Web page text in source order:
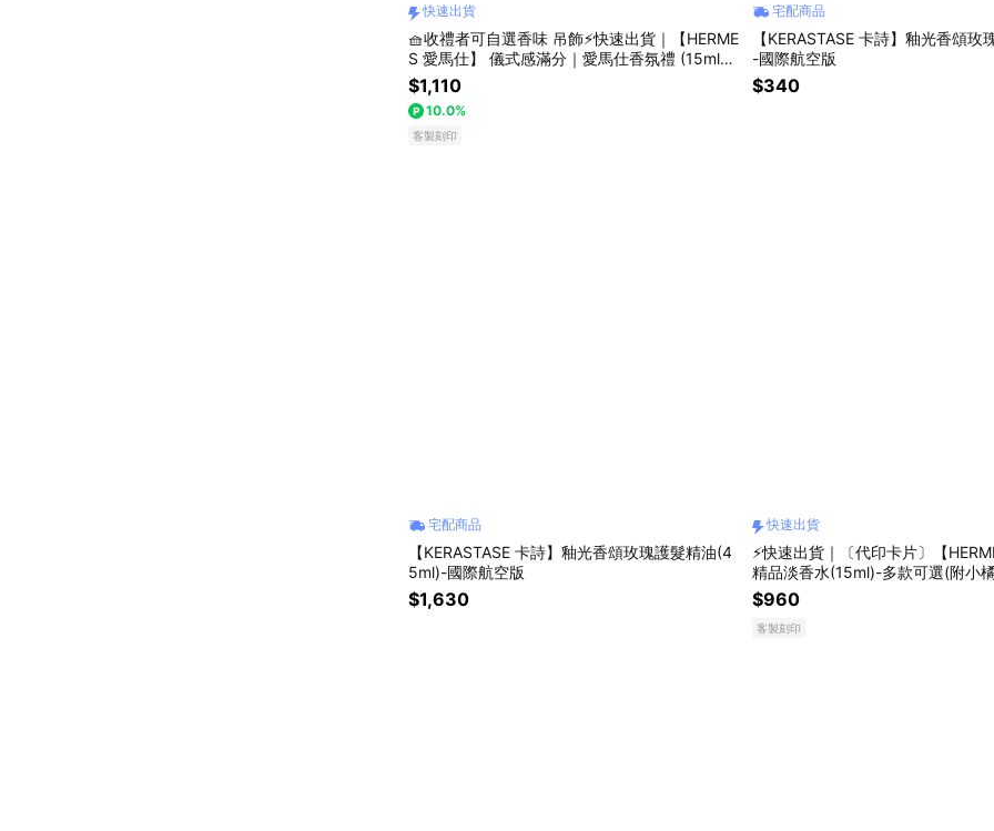
快速出貨
🧺收禮者可自選香味 吊飾⚡快速出貨｜【HERME
S 愛馬仕】 儀式感滿分｜愛馬仕香氛禮 (15ml香
調任選+多種吊飾任選) 贈提袋 貼心禮
$1,110
10.0%
客製刻印
宅配商品
【KERASTASE 卡詩】釉光香頌
-國際航空版
$340
宅配商品
【KERASTASE 卡詩】釉光香頌玫瑰護髮精油(4
5ml)-國際航空版
$1,630
快速出貨
⚡快速出貨｜〔代印卡片〕【
精品淡香水(15ml)-多款可選(附小
情人禮物 送禮首選〔平輸品〕
$960
客製刻印